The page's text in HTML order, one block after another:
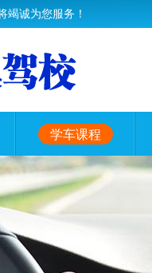
竭诚为您服务！
学车课程